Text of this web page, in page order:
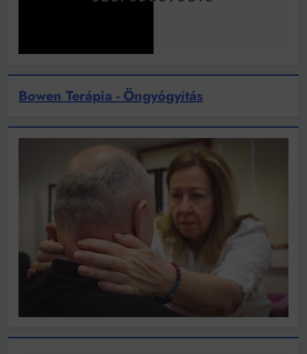
Bowen Terápia - Öngyógyítás